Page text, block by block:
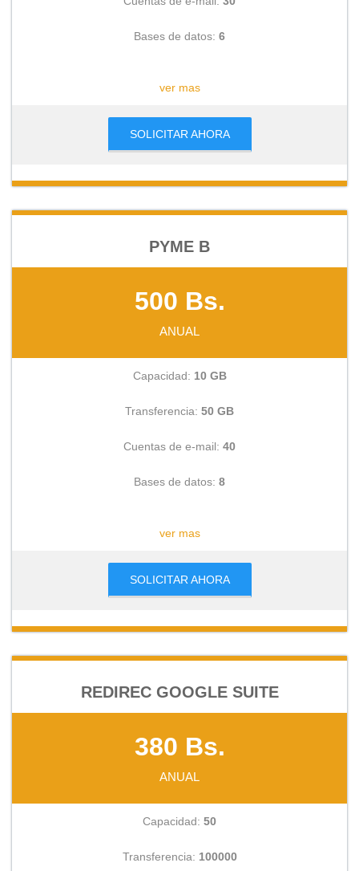
Bases de datos: 6
ver mas
SOLICITAR AHORA
PYME B
500 Bs.
ANUAL
Capacidad: 10 GB
Transferencia: 50 GB
Cuentas de e-mail: 40
Bases de datos: 8
ver mas
SOLICITAR AHORA
REDIREC GOOGLE SUITE
380 Bs.
ANUAL
Capacidad: 50
Transferencia: 100000